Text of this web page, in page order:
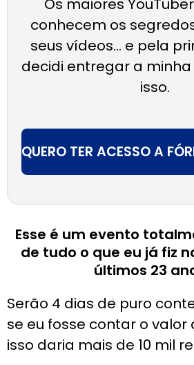
Os maiores
conhecem os
seus vídeos… e pela
decidi entregar a
isso.
QUERO TER ACESSO A
Esse é um evento
de tudo o que eu já fiz
últimos 23
Serão 4 dias de puro
se eu fosse contar o valor
isso daria mais de 10 mil